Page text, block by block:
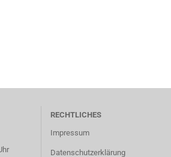
RECHTLICHES
Impressum
Datenschutzerklärung